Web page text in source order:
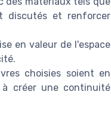
discutés et renforcer
en valeur de l'espace
choisies soient en
créer une continuité